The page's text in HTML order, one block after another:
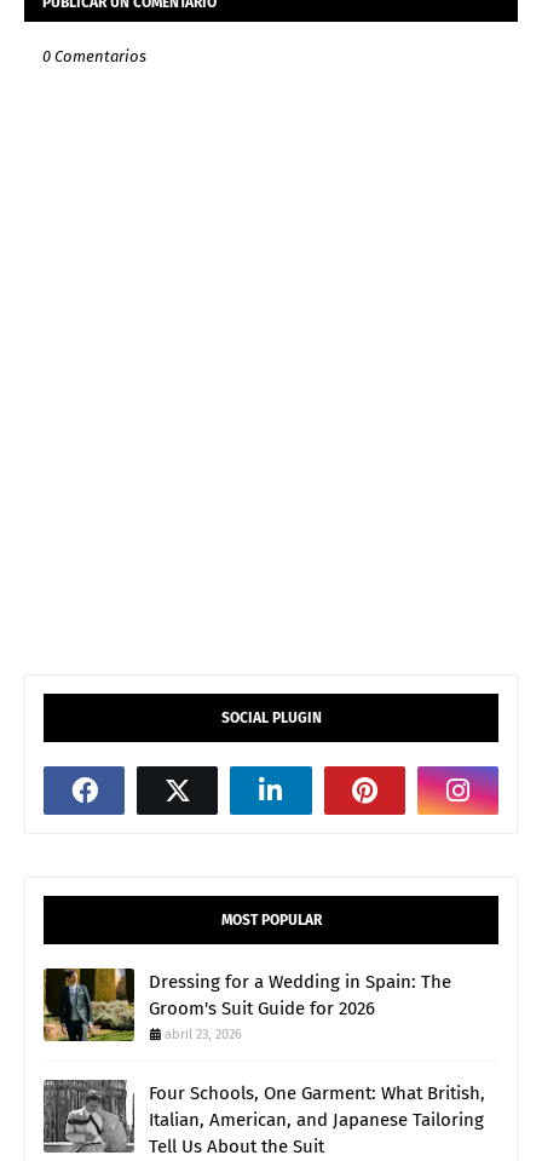
0 Comentarios
SOCIAL PLUGIN
MOST POPULAR
Dressing for a Wedding in Spain: The
Groom's Suit Guide for 2026
abril 23, 2026
Four Schools, One Garment: What British,
Italian, American, and Japanese Tailoring
Tell Us About the Suit